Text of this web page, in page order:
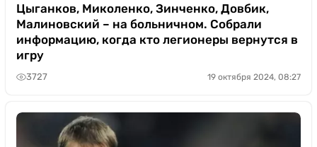
Цыганков, Миколенко, Зинченко, Довбик,
Малиновский – на больничном. Собрали
информацию, когда кто легионеры вернутся в
игру
3727 19 октября 2024, 08:27